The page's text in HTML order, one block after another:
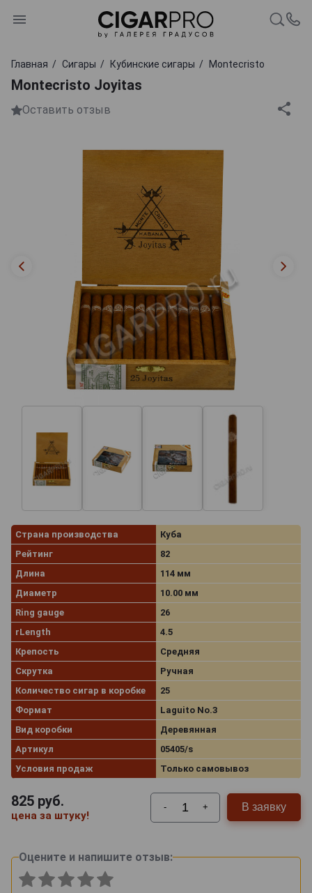
Главная Сигары Кубинские сигары Montecristo
Montecristo Joyitas
Оставить отзыв
Страна производства
Куба
Рейтинг
82
Длина
114 мм
Диаметр
10.00 мм
Ring gauge
26
rLength
4.5
Крепость
Средняя
Скрутка
Ручная
Количество сигар в коробке
25
Формат
Laguito No.3
Вид коробки
Деревянная
Артикул
05405/s
Условия продаж
Только самовывоз
825 руб.
цена за штуку!
- + В заявку
Оцените и напишите отзыв: